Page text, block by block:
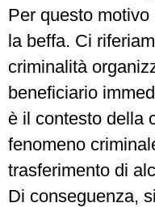
Per questo
la beffa. Ci
criminalità
beneficiario
è il contesto della
fenomeno
trasferimento di
Di conseguenza,